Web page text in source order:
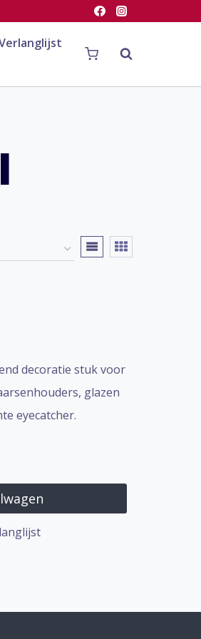
decoratie stuk voor
glazen
eyecatcher.